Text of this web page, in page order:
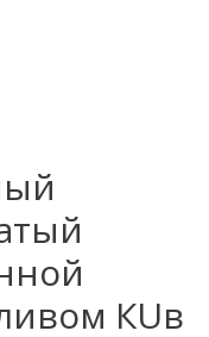
КUв